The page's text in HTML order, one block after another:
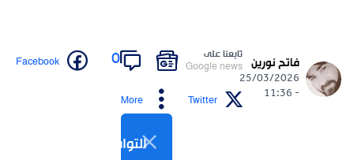
فاتح نورين
25/03/2026
- 11:36
تابعنا على
Google news
0
Facebook
Twitter
More
التواصل الاجتماعي